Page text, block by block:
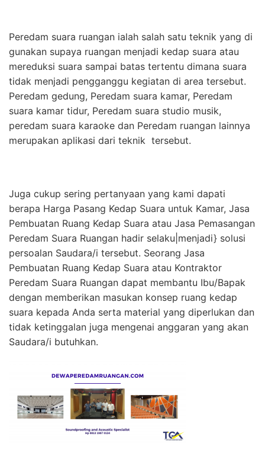
Peredam suara ruangan ialah salah satu teknik yang di
gunakan supaya ruangan menjadi kedap suara atau
mereduksi suara sampai batas tertentu dimana suara
tidak menjadi pengganggu kegiatan di area tersebut.
Peredam gedung, Peredam suara kamar, Peredam
suara kamar tidur, Peredam suara studio musik,
peredam suara karaoke dan Peredam ruangan lainnya
merupakan aplikasi dari teknik tersebut.
Juga cukup sering pertanyaan yang kami dapati
berapa Harga Pasang Kedap Suara untuk Kamar, Jasa
Pembuatan Ruang Kedap Suara atau Jasa Pemasangan
Peredam Suara Ruangan hadir selaku|menjadi} solusi
persoalan Saudara/i tersebut. Seorang Jasa
Pembuatan Ruang Kedap Suara atau Kontraktor
Peredam Suara Ruangan dapat membantu Ibu/Bapak
dengan memberikan masukan konsep ruang kedap
suara kepada Anda serta material yang diperlukan dan
tidak ketinggalan juga mengenai anggaran yang akan
Saudara/i butuhkan.